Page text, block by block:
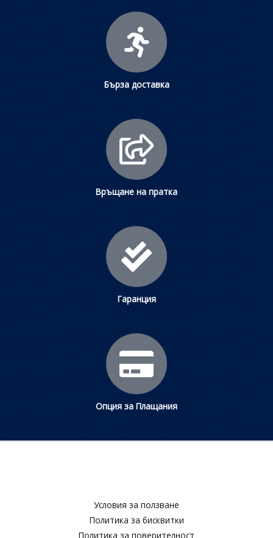
Бърза доставка
Връщане на пратка
Гаранция
Опция за Плащания
Условия за ползване​
Политика за бисквитки​
Политика за поверителност​